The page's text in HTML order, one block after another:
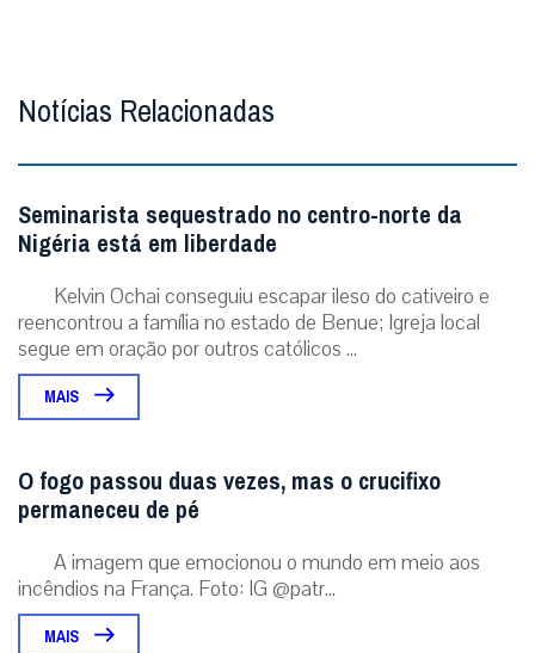
Notícias Relacionadas
Seminarista sequestrado no centro-norte da
Nigéria está em liberdade
Kelvin Ochai conseguiu escapar ileso do cativeiro e
reencontrou a família no estado de Benue; Igreja local
segue em oração por outros católicos ...
MAIS
O fogo passou duas vezes, mas o crucifixo
permaneceu de pé
A imagem que emocionou o mundo em meio aos
incêndios na França. Foto: IG @patr...
MAIS